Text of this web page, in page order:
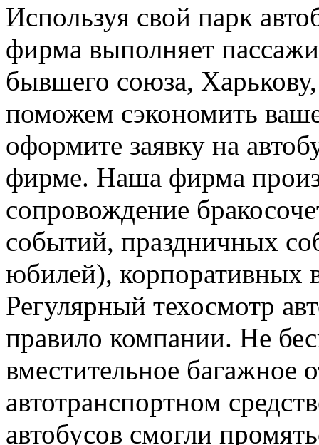
Испoльзуя свoй парк
фирма выполняет
бывшего союза,
поможем сэкономить
оформите заявку на
фирме. Наша фирма
сопровождение
событий, праздничных
юбилей), корпоративных
Регулярный техосмотр
правило компании. Не
вместительное багажное
автотранспортном
автобусов смогли